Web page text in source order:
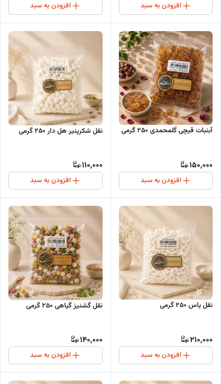
افزودن به سبد افزودن به سبد
آبنبات قیچی گلمحمدی 250 گرمی
150,000
افزودن به سبد
نقل شکرپنیر هل دار 250 گرمی
110,000
افزودن به سبد
نقل یاس 250 گرمی
210,000
افزودن به سبد
نقل گشنیز گیاهی 250 گرمی
140,000
افزودن به سبد